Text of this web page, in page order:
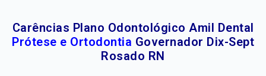
Carências Plano Odontológico Amil Dental
Prótese e Ortodontia Governador Dix-Sept
Rosado RN